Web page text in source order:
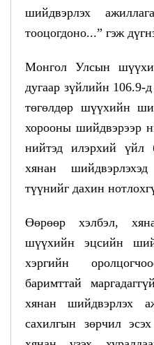
шийдвэрлэх
тооцогдоно...” гэж
Монгол Улсын
дугаар зүйлийн 106.9-
төгөлдөр шүүхийн
хорооны шийдвэрээр
нийтэд илэрхий үйл
хянан
түүнийг дахин
Өөрөөр хэлбэл,
шүүхийн эцсийн
хэргийн
баримттай
хянан шийдвэрлэх
сахилгын зөрчил